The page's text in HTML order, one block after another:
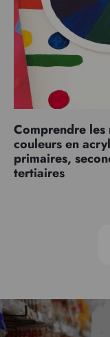
Comprendre les
couleurs en
primaires,
tertiaires